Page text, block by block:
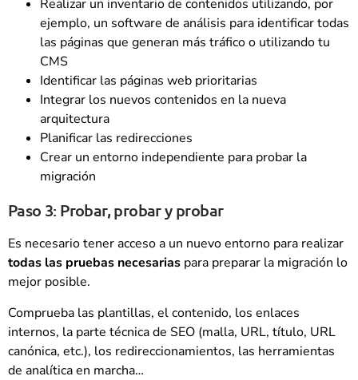
Realizar un inventario de contenidos utilizando, por
ejemplo, un software de análisis para identificar todas
las páginas que generan más tráfico o utilizando tu
CMS
Identificar las páginas web prioritarias
Integrar los nuevos contenidos en la nueva
arquitectura
Planificar las redirecciones
Crear un entorno independiente para probar la
migración
Paso 3: Probar, probar y probar
Es necesario tener acceso a un nuevo entorno para realizar
todas las pruebas necesarias para preparar la migración lo
mejor posible.
Comprueba las plantillas, el contenido, los enlaces
internos, la parte técnica de SEO (malla, URL, título, URL
canónica, etc.), los redireccionamientos, las herramientas
de analítica en marcha…